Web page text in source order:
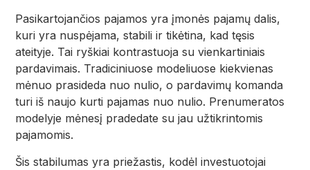
Pasikartojančios pajamos yra įmonės pajamų dalis,
kuri yra nuspėjama, stabili ir tikėtina, kad tęsis
ateityje. Tai ryškiai kontrastuoja su vienkartiniais
pardavimais. Tradiciniuose modeliuose kiekvienas
mėnuo prasideda nuo nulio, o pardavimų komanda
turi iš naujo kurti pajamas nuo nulio. Prenumeratos
modelyje mėnesį pradedate su jau užtikrintomis
pajamomis.
Šis stabilumas yra priežastis, kodėl investuotojai